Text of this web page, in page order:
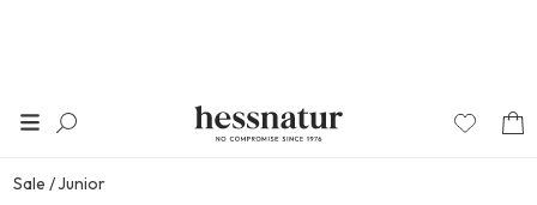
Sale Junior